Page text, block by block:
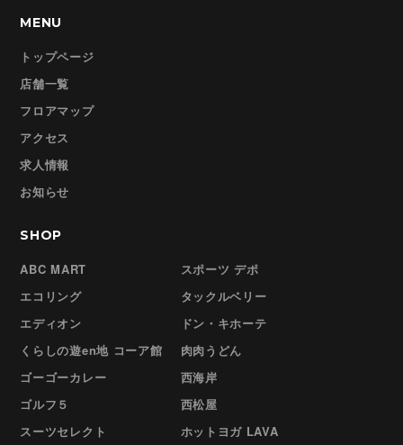
MENU
トップページ
店舗一覧
フロアマップ
アクセス
求人情報
お知らせ
SHOP
ABC MART
エコリング
エディオン
くらしの遊en地 コーア館
ゴーゴーカレー
ゴルフ５
スーツセレクト
スポーツ デポ
タックルベリー
ドン・キホーテ
肉肉うどん
西海岸
西松屋
ホットヨガ LAVA